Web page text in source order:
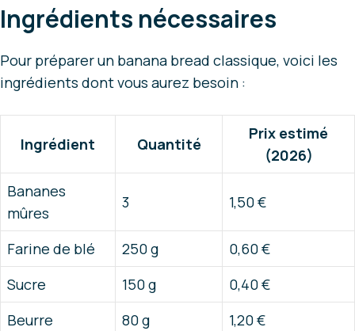
Ingrédients nécessaires
Pour préparer un banana bread classique, voici les
ingrédients dont vous aurez besoin :
Ingrédient Quantité
Prix estimé
(2026)
Bananes
mûres
3 1,50 €
Farine de blé 250 g
0,60 €
Sucre
150 g
0,40 €
Beurre
80 g
1,20 €